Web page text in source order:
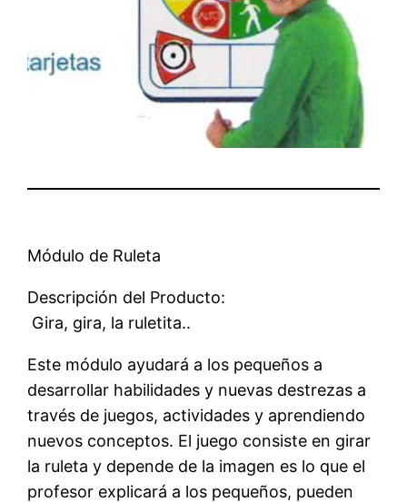
Módulo de Ruleta
Descripción del Producto:
 Gira, gira, la ruletita..
Este módulo ayudará a los pequeños a
desarrollar habilidades y nuevas destrezas a
través de juegos, actividades y aprendiendo
nuevos conceptos. El juego consiste en girar
la ruleta y depende de la imagen es lo que el
profesor explicará a los pequeños, pueden